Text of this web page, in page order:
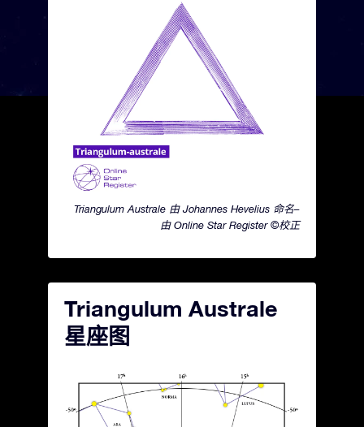
Triangulum Australe 由 Johannes Hevelius 命名–
由 Online Star Register ©校正
Triangulum Australe
星座图